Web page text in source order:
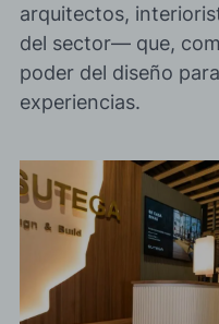
arquitectos,
del sector— que,
poder del diseño
experiencias.